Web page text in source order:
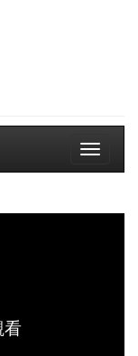
Toggle
看